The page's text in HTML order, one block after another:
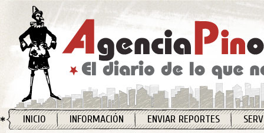
INICIO INFORMACIÓN ENVIAR REPORTES